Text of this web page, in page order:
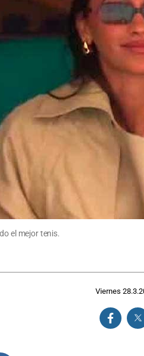
el mejor tenis.
Viernes